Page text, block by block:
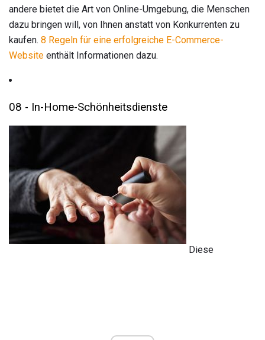
andere bietet die Art von Online-Umgebung, die Menschen
dazu bringen will, von Ihnen anstatt von Konkurrenten zu
kaufen. 8 Regeln für eine erfolgreiche E-Commerce-
Website enthält Informationen dazu.
08 - In-Home-Schönheitsdienste
Diese